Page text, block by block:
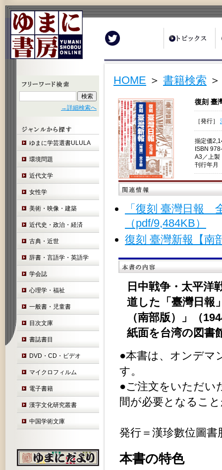
→詳細検索へ
ゆまに学芸選書ULULA
環境問題
近代文学
女性学
美術・映像・建築
近代史・政治・経済
古典・近世
辞書・言語学・英語学
学会誌
心理学・福祉
一般書・児童書
目次文庫
書誌書目
DVD・CD・ビデオ
マイクロフィルム
電子書籍
漢字文化研究叢書
中国学術文庫
HOME ＞ 書籍検索
復刻 臺
［発行］
揃定価
ISBN
A3／上製
刊行年
「復刻 臺灣日報
（pdf/9,484KB）
復刻 臺灣新報【南
日中戦争・太平洋
道した「臺灣日報
（南部版）」（
紙面を台湾の図書
●本書は、オンデマ
す。
●ご注文をいただい
間が必要となるこ
発行＝漢珍數位圖
本書の特色